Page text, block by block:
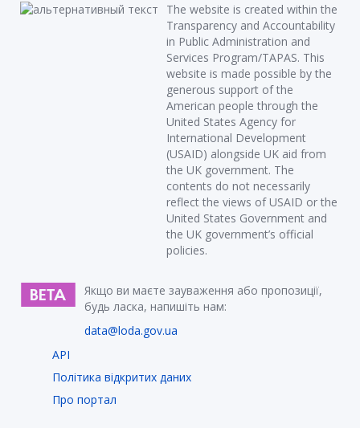
The website is created within the
Transparency and Accountability
in Public Administration and
Services Program/TAPAS. This
website is made possible by the
generous support of the
American people through the
United States Agency for
International Development
(USAID) alongside UK aid from
the UK government. The
contents do not necessarily
reflect the views of USAID or the
United States Government and
the UK government’s official
policies.
Якщо ви маєте зауваження або пропозиції,
будь ласка, напишіть нам:
data@loda.gov.ua
API
Політика відкритих даних
Про портал